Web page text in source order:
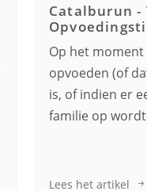
Catalburun -
Op het
opvoeden (of
is, of indien er
familie op
Lees het artikel